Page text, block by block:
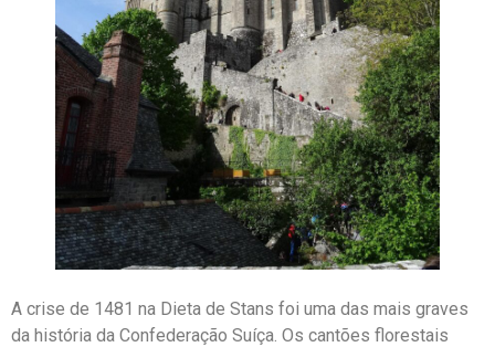
A crise de 1481 na Dieta de Stans foi uma das mais graves
da história da Confederação Suíça. Os cantões florestais